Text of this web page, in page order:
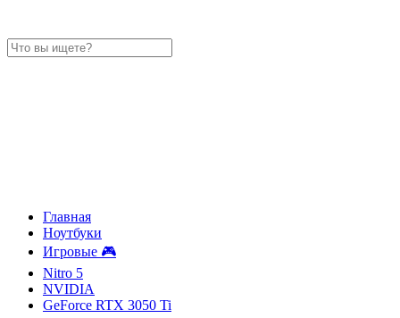
Главная
Ноутбуки
Игровые 🎮
Nitro 5
NVIDIA
GeForce RTX 3050 Ti